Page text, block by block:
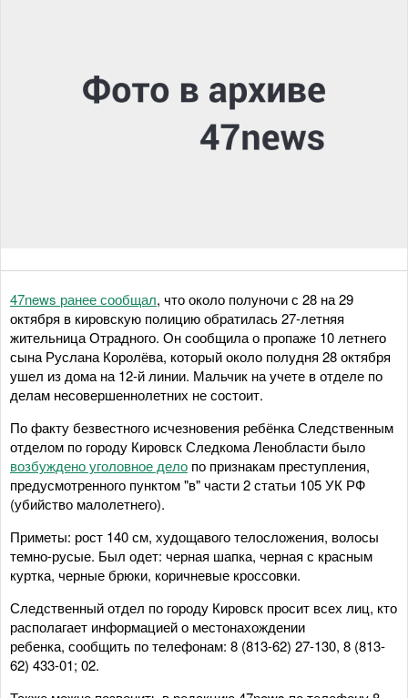
47news ранее сообщал, что около полуночи с 28 на 29
октября в кировскую полицию обратилась 27-летняя
жительница Отрадного. Он сообщила о пропаже 10 летнего
сына Руслана Королёва, который около полудня 28 октября
ушел из дома на 12-й линии. Мальчик на учете в отделе по
делам несовершеннолетних не состоит.
По факту безвестного исчезновения ребёнка Следственным
отделом по городу Кировск Следкома Ленобласти было
возбуждено уголовное дело по признакам преступления,
предусмотренного пунктом "в" части 2 статьи 105 УК РФ
(убийство малолетнего).
Приметы: рост 140 см, худощавого телосложения, волосы
темно-русые. Был одет: черная шапка, черная с красным
куртка, черные брюки, коричневые кроссовки.
Следственный отдел по городу Кировск просит всех лиц, кто
располагает информацией о местонахождении
ребенка, сообщить по телефонам: 8 (813-62) 27-130, 8 (813-
62) 433-01; 02.